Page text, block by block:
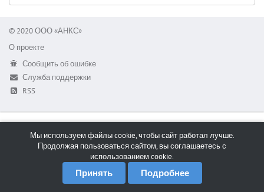
© 2020 ООО «АНКС»
О проекте
Сообщить об ошибке
Служба поддержки
RSS
Мы используем файлы cookie, чтобы сайт работал лучше.
Продолжая пользоваться сайтом, вы соглашаетесь с
использованием cookie.
Принять Подробнее